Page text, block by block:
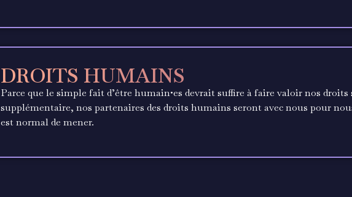
DROITS HUMAINS
Parce que le simple fait d’être humain•es devrait suffire à faire valoir nos
supplémentaire, nos partenaires des droits humains seront avec nous pour
est normal de mener.